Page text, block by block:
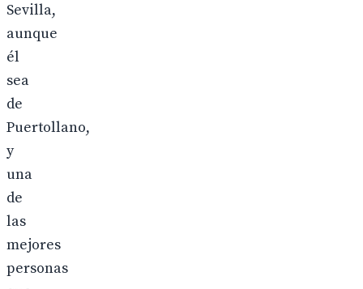
Sevilla,
aunque
él
sea
de
Puertollano,
y
una
de
las
mejores
personas